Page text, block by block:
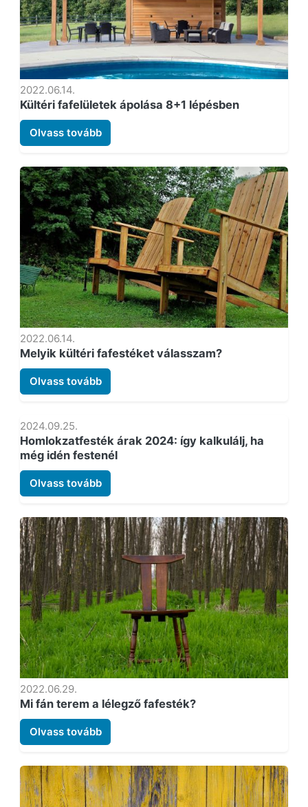
2022.06.14.
Kültéri fafelületek ápolása 8+1 lépésben
Olvass tovább
2022.06.14.
Melyik kültéri fafestéket válasszam?
Olvass tovább
2024.09.25.
Homlokzatfesték árak 2024: így kalkulálj, ha
még idén festenél
Olvass tovább
2022.06.29.
Mi fán terem a lélegző fafesték?
Olvass tovább